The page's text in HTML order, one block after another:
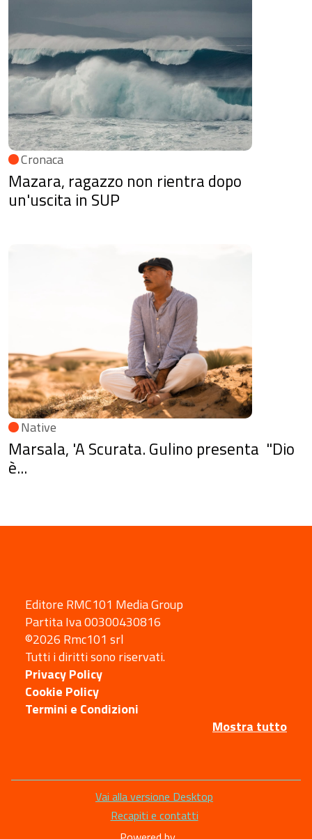
Cronaca
Mazara, ragazzo non rientra dopo
un'uscita in SUP
Native
Marsala, 'A Scurata. Gulino presenta "Dio
è...
Editore RMC101 Media Group
Partita Iva 00300430816
©2026 Rmc101 srl
Tutti i diritti sono riservati.
Privacy Policy
Cookie Policy
Termini e Condizioni
Mostra tutto
Vai alla versione Desktop
Recapiti e contatti